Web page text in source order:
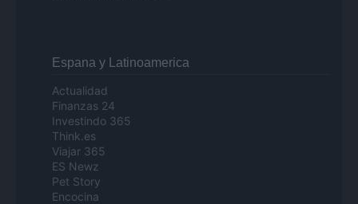
Espana y Latinoamerica
Actualidad
Finanzas 24
Investindo 365
Think.es
Viajar 365
ES Newz
Pet Story
Encocina